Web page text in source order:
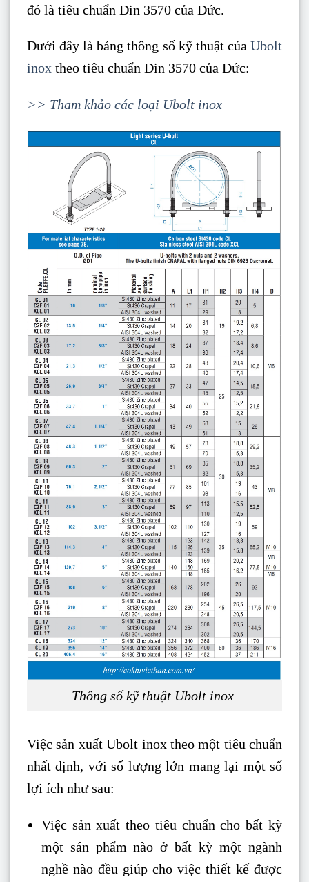
đó là tiêu chuẩn Din 3570 của Đức.
Dưới đây là bảng thông số kỹ thuật của Ubolt
inox theo tiêu chuẩn Din 3570 của Đức:
>> Tham khảo các loại Ubolt inox
Thông số kỹ thuật Ubolt inox
Việc sản xuất Ubolt inox theo một tiêu chuẩn
nhất định, với số lượng lớn mang lại một số
lợi ích như sau:
Việc sản xuất theo tiêu chuẩn cho bất kỳ
một sán phẩm nào ở bất kỳ một ngành
nghề nào đều giúp cho việc thiết kế được